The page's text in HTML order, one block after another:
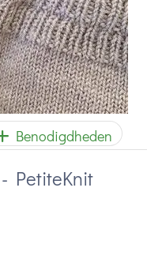
Benodigdheden
PetiteKnit